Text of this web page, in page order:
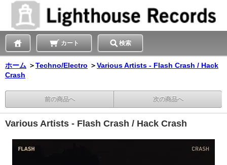
カート 検索
ホーム ＞Techno/Electro ＞Various Artists - Flash Crash / Hack
Crash
前の商品へ 次の商品へ
Various Artists - Flash Crash / Hack Crash